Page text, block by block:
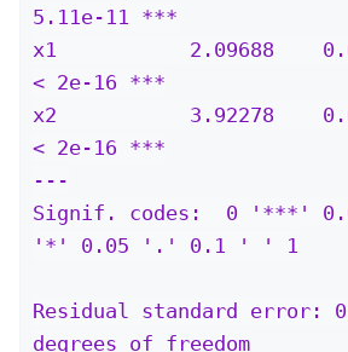
5.11e-11 ***
x1           2.09688
< 2e-16 ***
x2           3.92278
< 2e-16 ***
---
Signif. codes:  0 '***'
'*' 0.05 '.' 0.1 ' ' 1
Residual standard error:
degrees of freedom